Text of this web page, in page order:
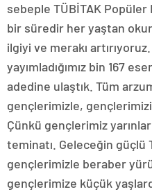
sebeple TÜBİTAK Popüler
bir süredir her yaştan
ilgiyi ve merakı
yayımladığımız bin 167
adedine ulaştık. Tüm
gençlerimizle,
Çünkü gençlerimiz
teminatı. Geleceğin güçlü
gençlerimizle beraber
gençlerimize küçük